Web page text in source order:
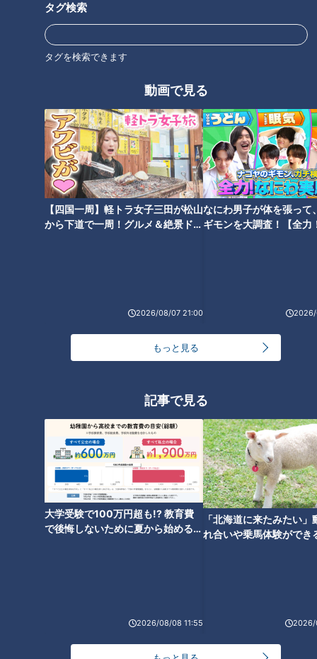
タグ検索
タグを検索できます
動画で見る
【四国一周】軽トラ女子三田が松山
から下道で一周！グルメ＆絶景ドラ
2026/08/07 21:00
なにわ男子が体を張って
ギモンを大調査！【全力
2026/
もっと見る
記事で見る
大学受験で100万円超も!? 教育費
で後悔しないために夏から始めるお
2026/08/08 11:55
「北海道に来たみたい」
れ合いや乗馬体験ができ
2026/
そこで登場するのがあの若鯱家のうどん！それを細かくしてえ
びの頭を混ぜたせんべいの原料に入れます。気になるのはこの
製造スタッフ「うどんを使っているので、塩っ気を抑えるの
に苦労しました」
うどんには弾力を出すためなどに「塩」が使われていますが、
そのままだと塩味が強すぎるせんべいになってしまうため、カ
レー粉を混ぜて味を整えたのです。何やら、おいしそうな予
「海老の香ばしさと、カレーの風味も最後までしっ
フードロスから新たな商品を生み出す様々な取り
世界的に問題となっている、フードロス。そこから新たな商品
を生み出す取り組みは他にもあります。
日本郵便東海支社 青木雅憲 係長「災害などによって食用に